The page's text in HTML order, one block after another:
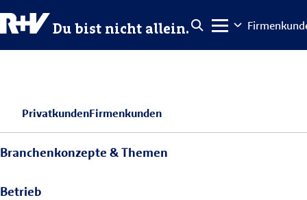
Du bist nicht allein.
PrivatkundenFirmenkunden
Branchenkonzepte & Themen
Betrieb